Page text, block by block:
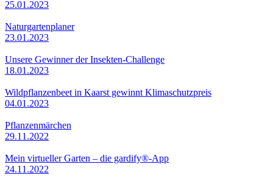
25.01.2023
Naturgartenplaner
23.01.2023
Unsere Gewinner der Insekten-Challenge
18.01.2023
Wildpflanzenbeet in Kaarst gewinnt Klimaschutzpreis
04.01.2023
Pflanzenmärchen
29.11.2022
Mein virtueller Garten – die gardify®-App
24.11.2022